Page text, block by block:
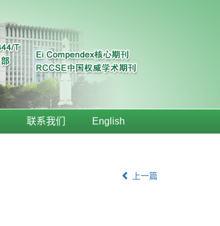
联系我们 English
上一篇